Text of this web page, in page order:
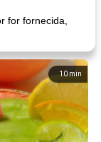
for fornecida,
10 min